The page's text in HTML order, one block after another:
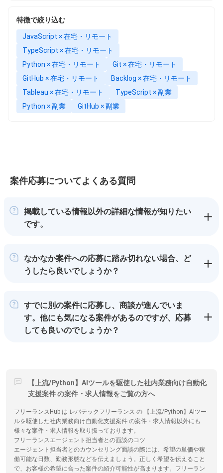
特徴で絞り込む
JavaScript × 在宅・リモート
TypeScript × 在宅・リモート
Python × 在宅・リモート
Git × 在宅・リモート
GitHub × 在宅・リモート
Backlog × 在宅・リモート
Tableau × 在宅・リモート
TypeScript × 副業
Python × 副業
GitHub × 副業
案件応募についてよくある質問
掲載している情報以外の詳細な情報が知りたい
です。
なかなか案件への応募に踏み切れない場合、ど
うしたら良いでしょうか？
すでに別の案件に応募し、商談が進んでいま
す。他にも気になる案件があるのですが、応募
しても良いのでしょうか？
【上流/Python】AIツールを駆使した社内業務向け自動化
支援案件 の案件・求人情報をご覧の方へ
フリーランスHub は レバテックフリーランス の 【上流/Python】AIツー
ルを駆使した社内業務向け自動化支援案件 の案件・求人情報以外にも
様々な案件・求人情報を取り扱っております。
フリーランスエージェント担当者との面談のコツ
エージェント担当者とのカウンセリング面談の際には、希望の単価や稼
働可能な日数、勤務形態などを伝えましょう。正しく希望を伝えること
で、お客様の希望に合った案件の紹介可能性が高まります。フリーラン